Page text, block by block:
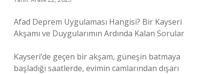
Afad Deprem Uygulaması Hangisi? Bir Kayseri
Akşamı ve Duygularımın Ardında Kalan Sorular
Kayseri’de geçen bir akşam, güneşin batmaya
başladığı saatlerde, evimin camlarından dışarı